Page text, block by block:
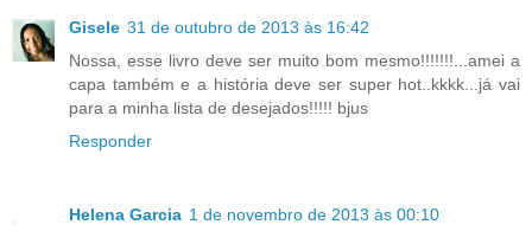
Gisele 31 de outubro de 2013 às 16:42
Nossa, esse livro deve ser muito bom mesmo!!!!!!!...amei a
capa também e a história deve ser super hot..kkkk...já vai
para a minha lista de desejados!!!!! bjus
Responder
Helena Garcia 1 de novembro de 2013 às 00:10